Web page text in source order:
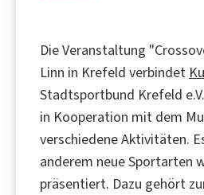
Die Veranstaltung
Linn in Krefeld verbindet
Stadtsportbund Krefeld
in Kooperation mit dem
verschiedene Aktivitäten.
anderem neue Sportarten
präsentiert. Dazu gehört